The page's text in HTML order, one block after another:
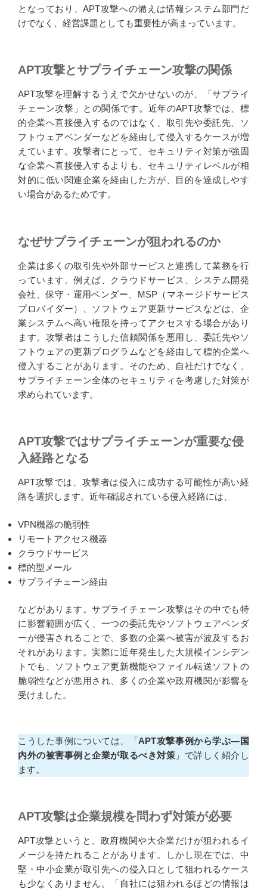
となっており、APT攻撃への備えは情報システム部門だ
けでなく、経営課題としても重要性が高まっています。
APT攻撃とサプライチェーン攻撃の関係
APT攻撃を理解するうえで欠かせないのが、「サプライ
チェーン攻撃」との関係です。近年のAPT攻撃では、標
的企業へ直接侵入するのではなく、取引先や委託先、ソ
フトウェアベンダーなどを経由して侵入するケースが増
えています。攻撃者にとって、セキュリティ対策が強固
な企業へ直接侵入するよりも、セキュリティレベルが相
対的に低い関連企業を経由した方が、目的を達成しやす
い場合があるためです。
なぜサプライチェーンが狙われるのか
企業は多くの取引先や外部サービスと連携して業務を行
っています。例えば、クラウドサービス、システム開発
会社、保守・運用ベンダー、MSP（マネージドサービス
プロバイダー）、ソフトウェア更新サービスなどは、企
業システムへ高い権限を持ってアクセスする場合があり
ます。攻撃者はこうした信頼関係を悪用し、委託先やソ
フトウェアの更新プログラムなどを経由して標的企業へ
侵入することがあります。そのため、自社だけでなく、
サプライチェーン全体のセキュリティを考慮した対策が
求められています。
APT攻撃ではサプライチェーンが重要な侵
入経路となる
APT攻撃では、攻撃者は侵入に成功する可能性が高い経
路を選択します。近年確認されている侵入経路には、
VPN機器の脆弱性
リモートアクセス機器
クラウドサービス
標的型メール
サプライチェーン経由
などがあります。サプライチェーン攻撃はその中でも特
に影響範囲が広く、一つの委託先やソフトウェアベンダ
ーが侵害されることで、多数の企業へ被害が波及するお
それがあります。実際に近年発生した大規模インシデン
トでも、ソフトウェア更新機能やファイル転送ソフトの
脆弱性などが悪用され、多くの企業や政府機関が影響を
受けました。
こうした事例については、「APT攻撃事例から学ぶ―国
内外の被害事例と企業が取るべき対策 」で詳しく紹介し
ます。
APT攻撃は企業規模を問わず対策が必要
APT攻撃というと、政府機関や大企業だけが狙われるイ
メージを持たれることがあります。しかし現在では、中
堅・中小企業が取引先への侵入口として狙われるケース
も少なくありません。「自社には狙われるほどの情報は